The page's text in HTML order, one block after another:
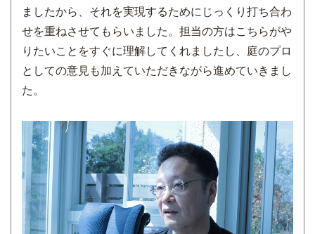
ましたから、それを実現するためにじっくり打ち合わ
せを重ねさせてもらいました。担当の方はこちらがや
りたいことをすぐに理解してくれましたし、庭のプロ
としての意見も加えていただきながら進めていきまし
た。